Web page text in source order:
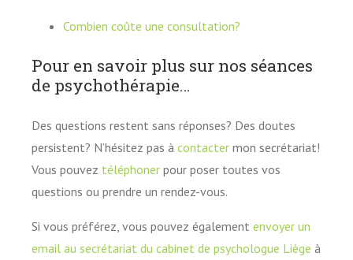
Combien coûte une consultation?
Pour en savoir plus sur nos séances
de psychothérapie…
Des questions restent sans réponses? Des doutes
persistent? N’hésitez pas à contacter mon secrétariat!
Vous pouvez téléphoner pour poser toutes vos
questions ou prendre un rendez-vous.
Si vous préférez, vous pouvez également envoyer un
email au secrétariat du cabinet de psychologue Liège à